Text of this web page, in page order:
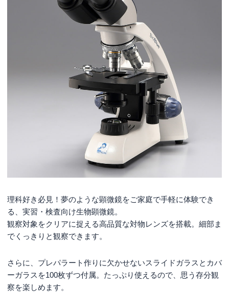
理科好き必見！夢のような顕微鏡をご家庭で手軽に体験でき
る、実習・検査向け生物顕微鏡。
観察対象をクリアに捉える高品質な対物レンズを搭載。細部ま
でくっきりと観察できます。
さらに、プレパラート作りに欠かせないスライドガラスとカバ
ーガラスを100枚ずつ付属。たっぷり使えるので、思う存分観
察を楽しめます。